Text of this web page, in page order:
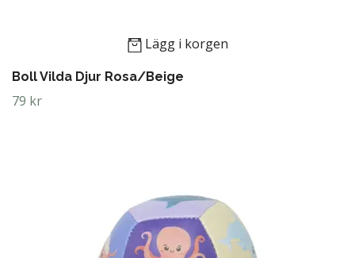
Lägg i korgen
Boll Vilda Djur Rosa/Beige
79 kr